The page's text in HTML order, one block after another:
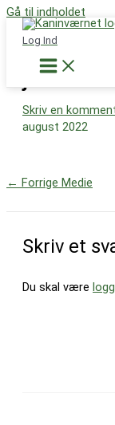
Gå til indholdet
Log Ind
Støt nu
jensen1
Skriv en
august 2022
← Forrige Medie
Skriv et
Du skal være